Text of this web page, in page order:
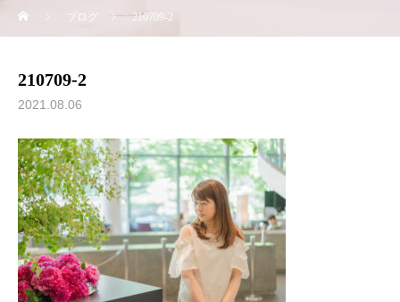
ブログ 210709-2
210709-2
2021.08.06